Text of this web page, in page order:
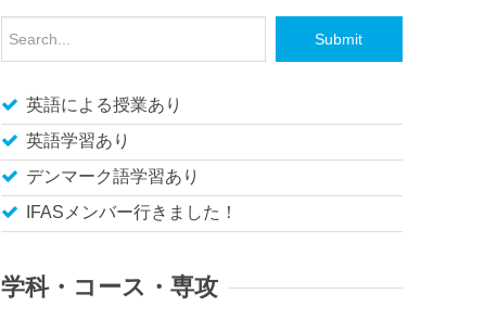
Submit
英語による授業あり
英語学習あり
デンマーク語学習あり
IFASメンバー行きました！
学科・コース・専攻